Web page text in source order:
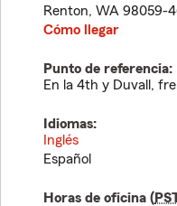
Renton, WA 98059-
Cómo llegar
Punto de referencia:
En la 4th y Duvall,
Idiomas:
Inglés
Español
Horas de oficina (